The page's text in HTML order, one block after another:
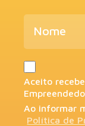
Aceito
Ao informar
Política de